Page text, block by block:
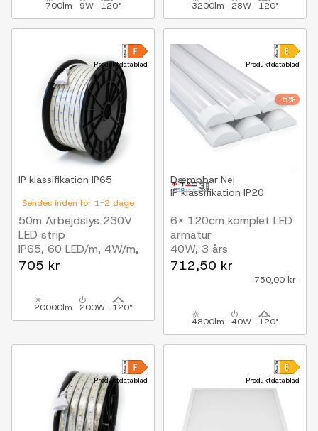
700lm 9W 120° 3200lm 28W 120°
Produktdatablad
Sendes inden for 1-2 dage
IP klassifikation IP65
50m Arbejdslys 230V
LED strip
IP65, 60 LED/m, 4W/m,
400 lm/m
705 kr
20000lm 200W 120°
Produktdatablad
-5%
Dæmpbar Nej
IP klassifikation IP20
6x 120cm komplet LED
armatur
40W, 3 års
producentgaranti, 230V
712,50 kr
750,00 kr
4800lm 40W 120°
Produktdatablad Produktdatablad